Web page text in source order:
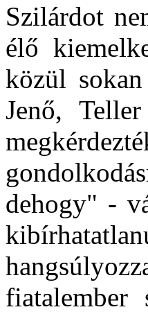
Szilárdot
élő
közül
Jenő,
dehogy" -
fiatalember